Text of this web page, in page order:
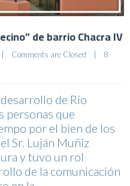
de barrio Chacra IV
Comments are Closed
8
de Río
personas que
por el bien de los
Sr. Luján Muñiz
y tuvo un rol
de la comunicación